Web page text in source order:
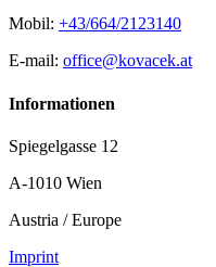
Mobil: +43/664/2123140
E-mail: office@kovacek.at
Informationen
Spiegelgasse 12
A-1010 Wien
Austria / Europe
Imprint